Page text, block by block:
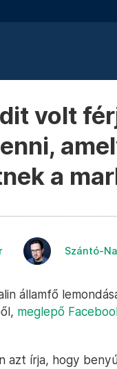
volt
a
Szántó-
államfő
meglepő
azt írja, hogy